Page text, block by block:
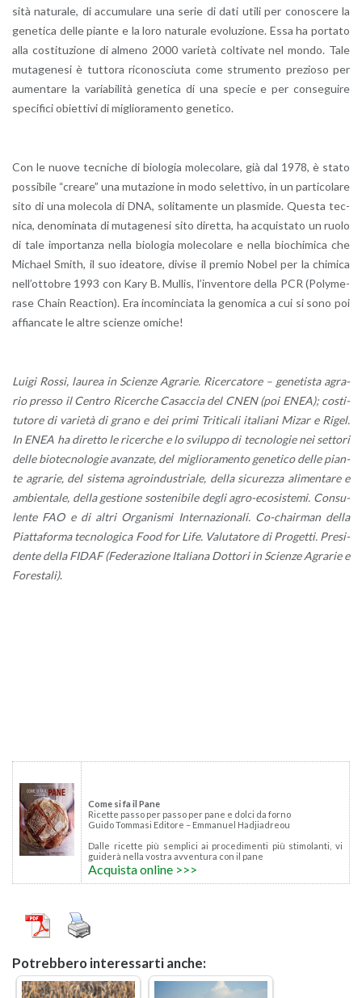
si­tà na­tu­ra­le, di ac­cu­mu­la­re una serie di dati utili per co­no­sce­re la
ge­ne­ti­ca delle pian­te e la loro na­tu­ra­le evo­lu­zio­ne. Essa ha por­ta­to
alla co­sti­tu­zio­ne di al­me­no 2000 va­rie­tà col­ti­va­te nel mondo. Tale
mu­ta­ge­ne­si è tut­to­ra ri­co­no­sciu­ta come stru­men­to pre­zio­so per
au­men­ta­re la va­ria­bi­li­tà ge­ne­ti­ca di una spe­cie e per con­se­gui­re
spe­ci­fi­ci obiet­ti­vi di mi­glio­ra­men­to ge­ne­ti­co.
Con le nuove tec­ni­che di bio­lo­g­ia mo­le­co­la­re, già dal 1978, è stato
pos­si­bi­le “crea­re” una mu­ta­zio­ne in modo se­let­ti­vo, in un par­ti­co­la­re
sito di una mo­le­co­la di DNA, so­li­ta­men­te un pla­smi­de. Que­sta tec­
ni­ca, de­no­mi­na­ta di mu­ta­ge­ne­si sito di­ret­ta, ha ac­qui­sta­to un ruolo
di tale im­por­tan­za nella bio­lo­g­ia mo­le­co­la­re e nella bio­chi­mi­ca che
Mi­chael Smith, il suo idea­to­re, di­vi­se il pre­mio Nobel per la chi­mi­ca
nel­l’ot­to­bre 1993 con Kary B. Mul­lis, l’in­ven­to­re della PCR (Po­ly­me­
ra­se Chain Reac­tion). Era in­co­min­cia­ta la ge­no­mi­ca a cui si sono poi
af­fian­ca­te le altre scien­ze omi­che!
Luigi Rossi, lau­rea in Scien­ze Agra­rie. Ri­cer­ca­to­re – ge­ne­ti­sta agra­
rio pres­so il Cen­tro Ri­cer­che Ca­sac­cia del CNEN (poi ENEA); co­sti­
tu­to­re di va­rie­tà di grano e dei primi Tri­ti­ca­li ita­lia­ni Mizar e Rigel.
In ENEA ha di­ret­to le ri­cer­che e lo svi­lup­po di tec­no­lo­gie nei set­to­ri
delle bio­tec­no­lo­gie avan­za­te, del mi­glio­ra­men­to ge­ne­ti­co delle pian­
te agra­rie, del si­ste­ma agroin­du­stria­le, della si­cu­rez­za ali­men­ta­re e
am­bien­ta­le, della ge­stio­ne so­ste­ni­bi­le degli agro-eco­si­ste­mi. Con­su­
len­te FAO e di altri Or­ga­ni­smi In­ter­na­zio­na­li. Co-chair­man della
Piat­ta­for­ma tec­no­lo­gi­ca Food for Life. Va­lu­ta­to­re di Pro­get­ti. Pre­si­
den­te della FIDAF (Fe­de­ra­zio­ne Ita­lia­na Dot­to­ri in Scien­ze Agra­rie e
Fo­re­sta­li).
Come si fa il Pane
Ri­cet­te passo per passo per pane e dolci da forno
Guido Tom­ma­si Edi­to­re – Em­ma­nuel Ha­d­jia­dreou
Dalle ri­cet­te più sem­pli­ci ai pro­ce­di­men­ti più sti­mo­lan­ti, vi
gui­de­rà nella vo­stra av­ven­tu­ra con il pane
Ac­qui­sta on­li­ne >>>
Po­treb­be­ro in­te­res­sar­ti anche: